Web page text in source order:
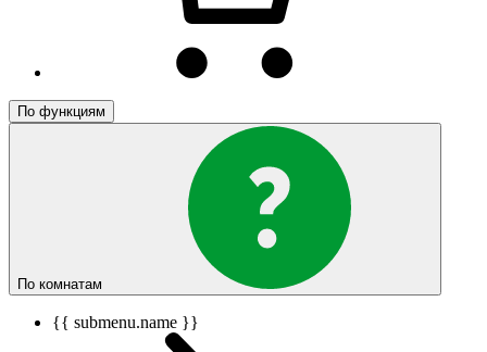
По функциям
По комнатам
{{ submenu.name }}